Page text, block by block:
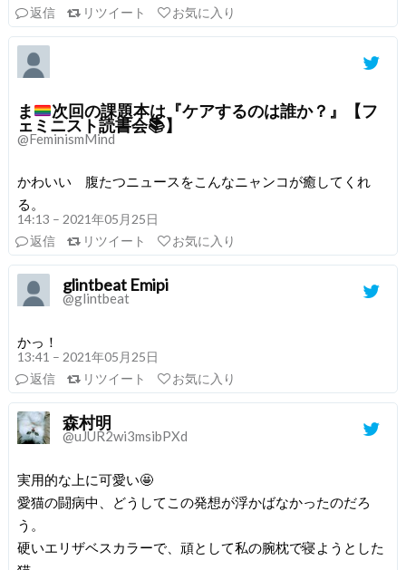
返信
リツイート お気に入り
ま 次回の課題本は『ケアするのは誰か？』【フ
ェミニスト読書会📚】
@FeminismMind
かわいい 腹たつニュースをこんなニャンコが癒してくれ
る。
14:13 – 2021年05月25日
返信
リツイート お気に入り
glintbeat Emipi
@glintbeat
かっ！
13:41 – 2021年05月25日
返信
リツイート お気に入り
森村明
@uJUR2wi3msibPXd
実用的な上に可愛い🤩
愛猫の闘病中、どうしてこの発想が浮かばなかったのだろ
う。
硬いエリザベスカラーで、頑として私の腕枕で寝ようとした